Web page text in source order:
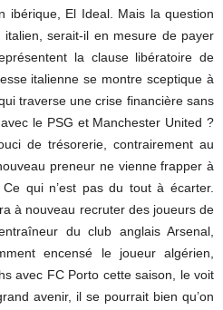
ibérique, El Ideal. Mais la question
serait-il en mesure de payer
la clause libératoire de
italienne se montre sceptique à
traverse une crise financière sans
le PSG et Manchester United ?
de trésorerie, contrairement au
preneur ne vienne frapper à
qui n’est pas du tout à écarter.
à nouveau recruter des joueurs de
du club anglais Arsenal,
encensé le joueur algérien,
avec FC Porto cette saison, le voit
avenir, il se pourrait bien qu’on